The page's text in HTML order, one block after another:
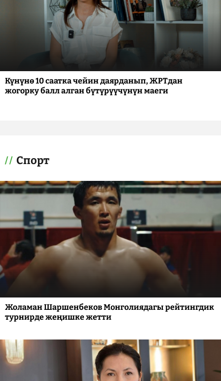
Күнүнө 10 саатка чейин даярданып, ЖРТдан
жогорку балл алган бүтүрүүчүнүн маеги
Спорт
Жоламан Шаршенбеков Монголиядагы рейтингдик
турнирде жеңишке жетти